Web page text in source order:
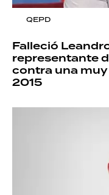
QEPD
Falleció
representante
contra una
2015